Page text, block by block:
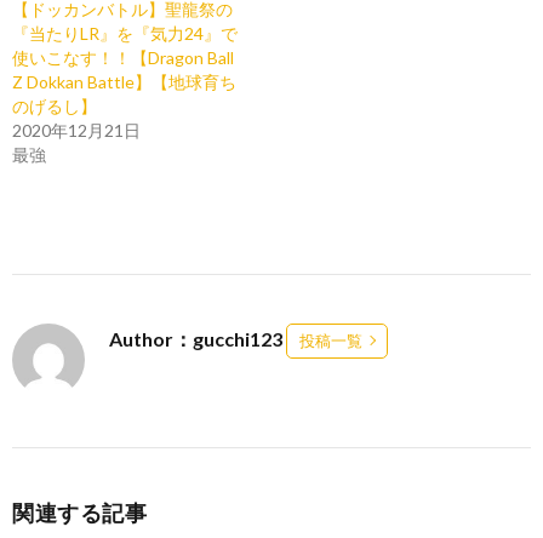
【ドッカンバトル】聖龍祭の
『当たりLR』を『気力24』で
使いこなす！！【Dragon Ball
Z Dokkan Battle】【地球育ち
のげるし】
2020年12月21日
最強
Author：gucchi123 投稿一覧
関連する記事